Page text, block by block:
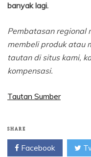
banyak lagi.
Pembatasan regional
membeli produk atau
tautan di situs kami,
kompensasi.
Tautan Sumber
SHARE
Facebook